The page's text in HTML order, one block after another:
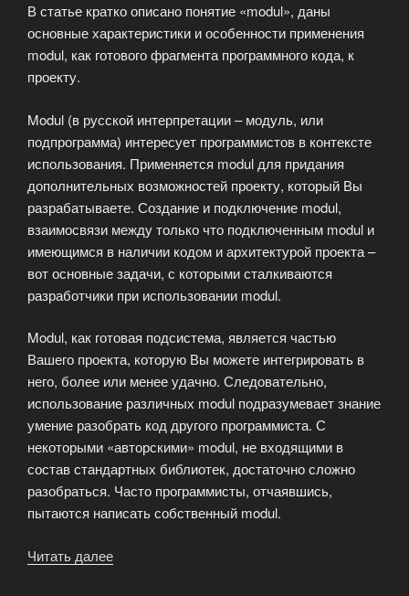
готовые
решения
от
В статье кратко описано понятие «modul», даны
основные характеристики и особенности применения
modul, как готового фрагмента программного кода, к
проекту.
Modul (в русской интерпретации – модуль, или
подпрограмма) интересует программистов в контексте
использования. Применяется modul для придания
дополнительных возможностей проекту, который Вы
разрабатываете. Создание и подключение modul,
взаимосвязи между только что подключенным modul и
имеющимся в наличии кодом и архитектурой проекта –
вот основные задачи, с которыми сталкиваются
разработчики при использовании modul.
Modul, как готовая подсистема, является частью
Вашего проекта, которую Вы можете интегрировать в
него, более или менее удачно. Следовательно,
использование различных modul подразумевает знание
умение разобрать код другого программиста. С
некоторыми «авторскими» modul, не входящими в
состав стандартных библиотек, достаточно сложно
разобраться. Часто программисты, отчаявшись,
пытаются написать собственный modul.
Читать далее